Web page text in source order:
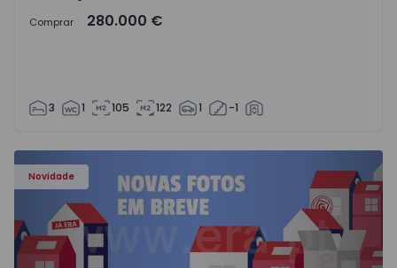
Comprar 280.000 €
3 1 105 122 1 -1
Novidade
Apartamento T3 Porto, Campanhã - 1575504 - 1